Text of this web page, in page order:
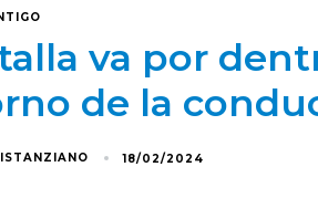
va por
de la
18/02/2024